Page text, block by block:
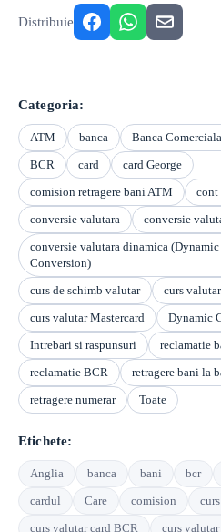
Distribuie
Categoria:
ATM banca Banca
BCR
card
card George
comision retragere bani ATM
cont
conversie valutara
conversie
conversie valutara dinamica
Conversion)
curs de schimb valutar
curs
curs valutar Mastercard
Dynamic
Intrebari si raspunsuri
reclamatie
reclamatie BCR
retragere bani la
retragere numerar
Toate
Etichete:
Anglia banca bani bcr
cardul
Care comision
curs valutar card BCR
curs